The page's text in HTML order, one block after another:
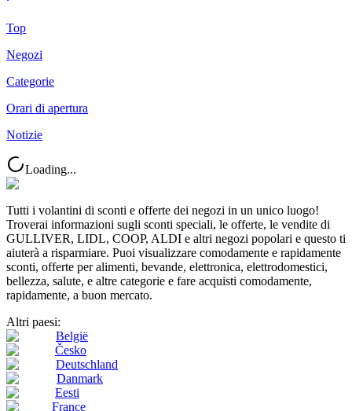
Top
Negozi
Categorie
Orari di apertura
Notizie
Loading...
Tutti i volantini di sconti e offerte dei negozi in un unico luogo!
Troverai informazioni sugli sconti speciali, le offerte, le vendite di
GULLIVER, LIDL, COOP, ALDI e altri negozi popolari e questo ti
aiuterà a risparmiare. Puoi visualizzare comodamente e rapidamente
sconti, offerte per alimenti, bevande, elettronica, elettrodomestici,
bellezza, salute, e altre categorie e fare acquisti comodamente,
rapidamente, a buon mercato.
Altri paesi:
België
Česko
Deutschland
Danmark
Eesti
France